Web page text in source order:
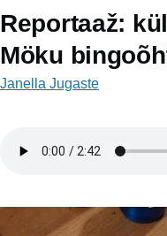
Reportaaž:
Möku
Janella Jugaste